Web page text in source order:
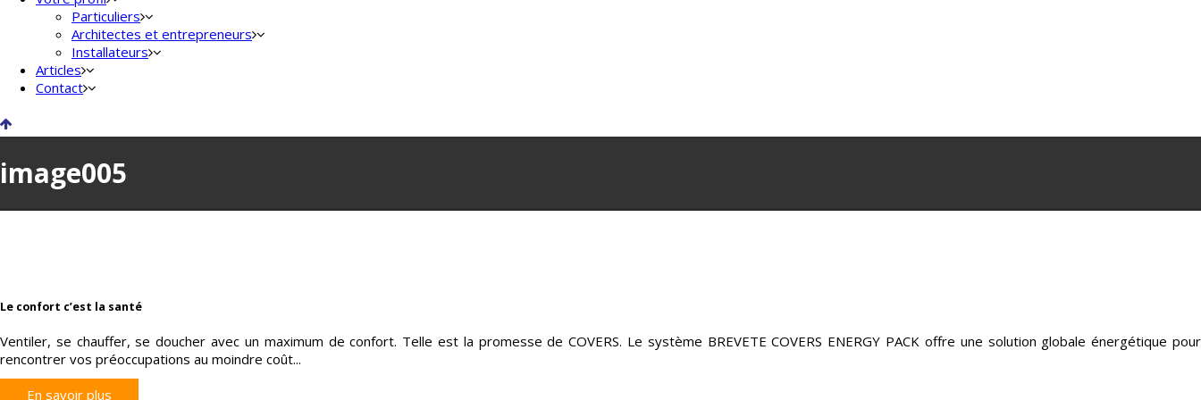
Particuliers
Architectes et entrepreneurs
Installateurs
Articles
Contact
image005
Le confort c’est la santé
Ventiler, se chauffer, se doucher avec un maximum de confort. Telle est la promesse de COVERS. Le système BREVETE COVERS ENERGY PACK offre une solution globale énergétique pour
rencontrer vos préoccupations au moindre coût...
En savoir plus